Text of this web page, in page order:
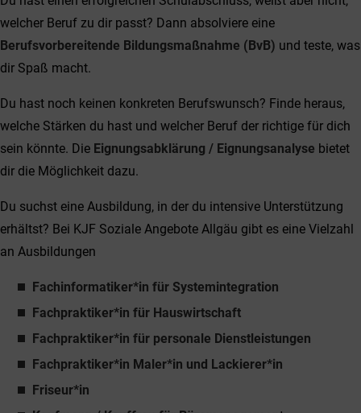
welcher Beruf zu dir passt? Dann absolviere eine
Berufsvorbereitende Bildungsmaßnahme (BvB) und teste, was
dir Spaß macht.
Du hast noch keinen konkreten Berufswunsch? Finde heraus,
welche Stärken du hast und welcher Beruf der richtige für dich
sein könnte. Die Eignungsabklärung / Eignungsanalyse bietet
dir die Möglichkeit dazu.
Du suchst eine Ausbildung, in der du intensive Unterstützung
erhältst? Bei KJF Soziale Angebote Allgäu gibt es eine Vielzahl
an Ausbildungen
Fachinformatiker*in für Systemintegration
Fachpraktiker*in für Hauswirtschaft
Fachpraktiker*in für personale Dienstleistungen
Fachpraktiker*in Maler*in und Lackierer*in
Friseur*in